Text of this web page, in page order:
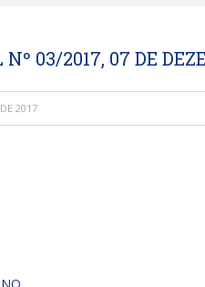
03/2017, 07 DE
2017